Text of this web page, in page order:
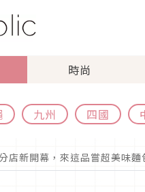
時尚
九州 四國
店新開幕，來這品嘗超美味麵